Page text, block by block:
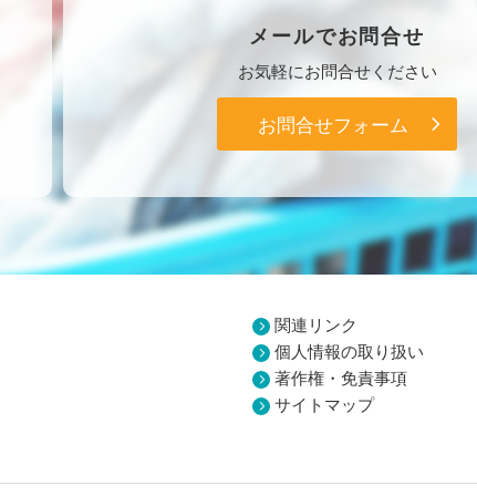
メールでお問合せ
お気軽にお問合せください
お問合せフォーム
関連リンク
個人情報の取り扱い
著作権・免責事項
サイトマップ